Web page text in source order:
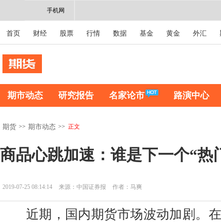
手机网
首页 财经 股票 行情 数据 基金 黄金 外汇
期市动态 研究报告 名家论市 路演中心
期货 >> 期市动态 >> 正文
商品心跳加速：谁是下一个“热
2019-07-25 08:14:14 来源：中国证券报 作者：马爽
近期，国内期货市场波动加剧。在